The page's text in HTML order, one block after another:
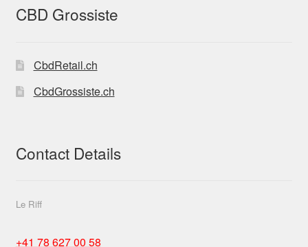
CBD Grossiste
CbdRetail.ch
CbdGrossiste.ch
Contact Details
Le Riff
+41 78 627 00 58